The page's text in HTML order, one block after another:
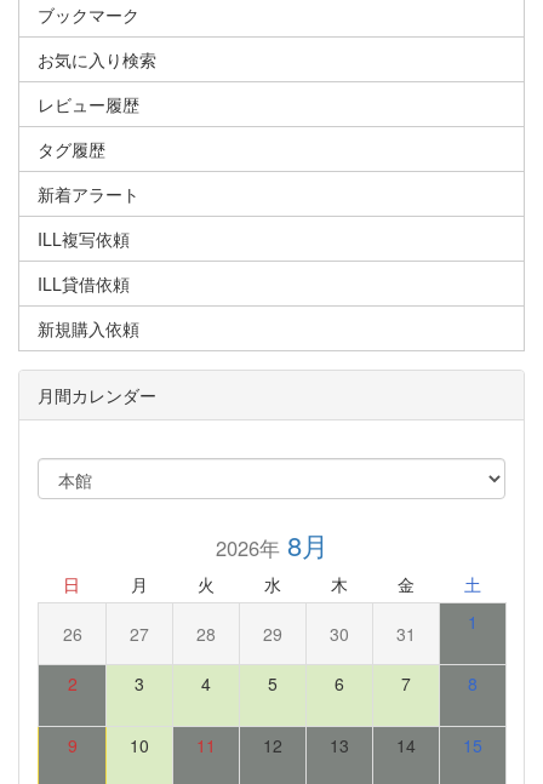
ブックマーク
お気に入り検索
レビュー履歴
タグ履歴
新着アラート
ILL複写依頼
ILL貸借依頼
新規購入依頼
月間カレンダー
2026年8月
日 月 火 水 木 金 土
26 27 28 29 30 31 1
2 3 4 5 6 7 8
9 10 11 12 13 14 15